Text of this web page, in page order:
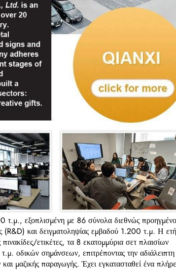
τ.μ., εξοπλισμένη με 86 σύνολα διεθνώς
(R&D) και δειγματοληψίας εμβαδού 1.200 τ.μ. Η
ετικέτες, τα 8 εκατομμύρια σετ πλαισίων
οδικών σημάνσεων, επιτρέποντας την αδιάλειπτη
μαζικής παραγωγής. Έχει εγκατασταθεί ένα